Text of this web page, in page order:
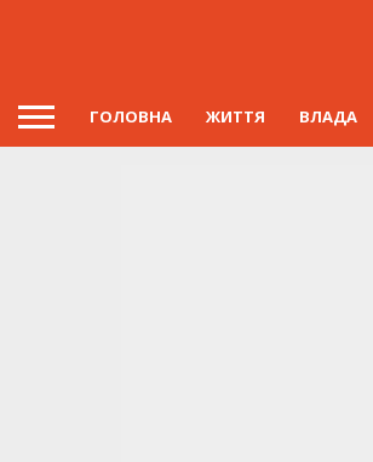
ГОЛОВНА ЖИТТЯ ВЛАДА